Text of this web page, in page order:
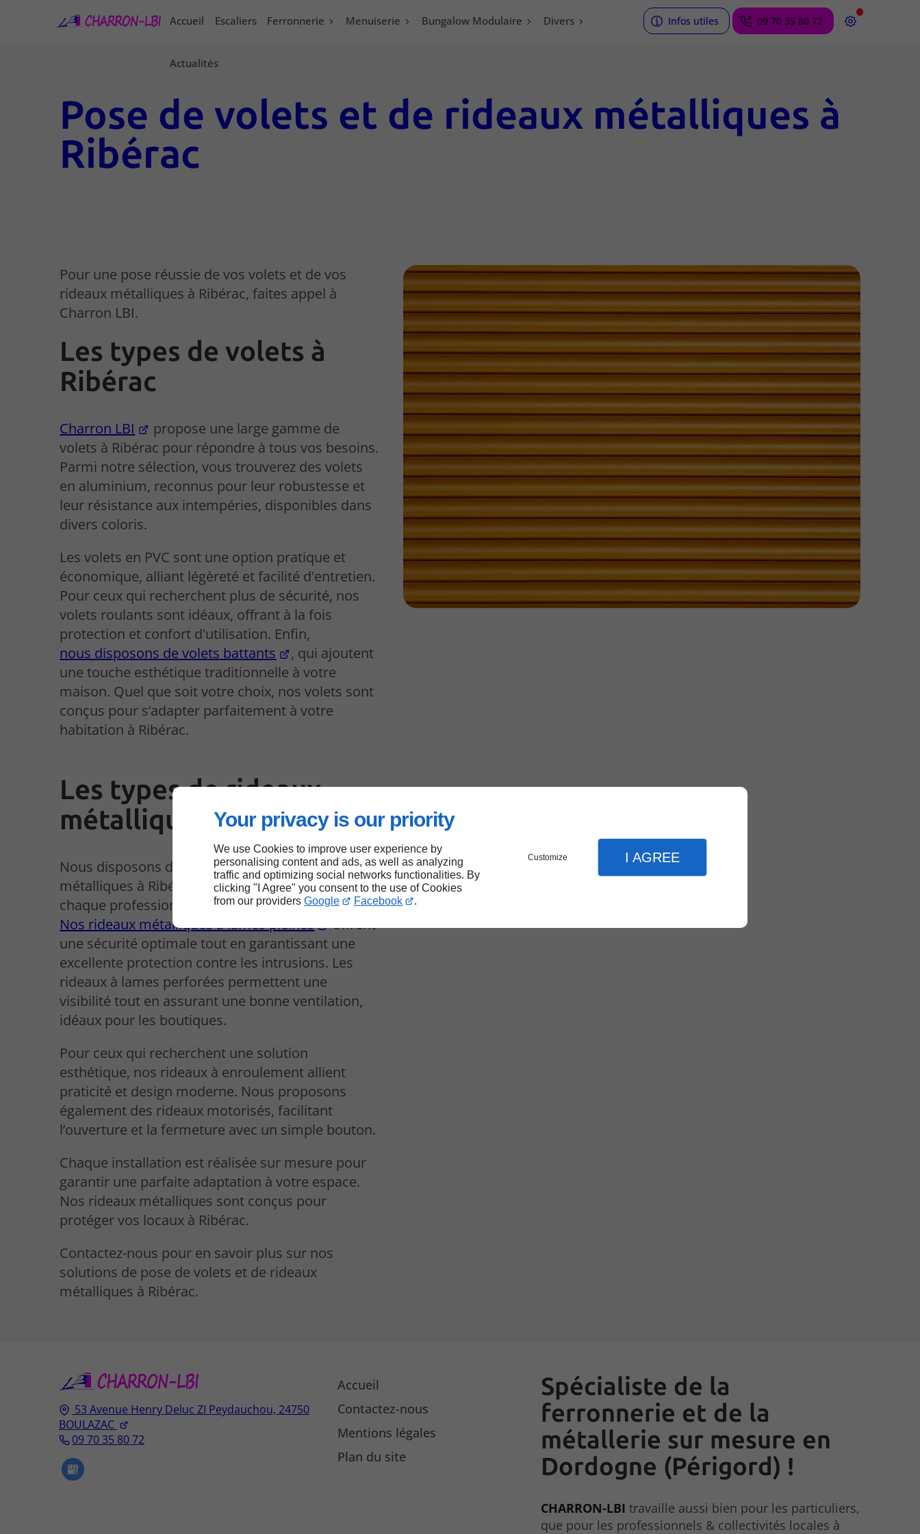
Your privacy is our priority
We use Cookies to improve user experience by
personalising content and ads, as well as analyzing
traffic and optimizing social networks functionalities. By
clicking "I Agree" you consent to the use of Cookies
from our providers Google Facebook .
Customize I AGREE
Accueil Escaliers Ferronnerie Menuiserie Bungalow Modulaire Divers
Actualités
Infos utiles 09 70 35 80 72
Pose de volets et de rideaux métalliques à
Ribérac
Pour une pose réussie de vos volets et de vos
rideaux métalliques à Ribérac, faites appel à
Charron LBI.
Les types de volets à
Ribérac
Charron LBI
propose une large gamme de
volets à Ribérac pour répondre à tous vos besoins.
Parmi notre sélection, vous trouverez des volets
en aluminium, reconnus pour leur robustesse et
leur résistance aux intempéries, disponibles dans
divers coloris.
Les volets en PVC sont une option pratique et
économique, alliant légèreté et facilité d'entretien.
Pour ceux qui recherchent plus de sécurité, nos
volets roulants sont idéaux, offrant à la fois
protection et confort d'utilisation. Enfin,
nous disposons de volets battants
, qui ajoutent
une touche esthétique traditionnelle à votre
maison. Quel que soit votre choix, nos volets sont
conçus pour s’adapter parfaitement à votre
habitation à Ribérac.
Les types de rideaux
métalliques à Ribérac
Nous disposons d’une variété de rideaux
métalliques à Ribérac, adaptés aux besoins de
chaque professionnel.
Nos rideaux métalliques à lames pleines
offrent
une sécurité optimale tout en garantissant une
excellente protection contre les intrusions. Les
rideaux à lames perforées permettent une
visibilité tout en assurant une bonne ventilation,
idéaux pour les boutiques.
Pour ceux qui recherchent une solution
esthétique, nos rideaux à enroulement allient
praticité et design moderne. Nous proposons
également des rideaux motorisés, facilitant
l’ouverture et la fermeture avec un simple bouton.
Chaque installation est réalisée sur mesure pour
garantir une parfaite adaptation à votre espace.
Nos rideaux métalliques sont conçus pour
protéger vos locaux à Ribérac.
Contactez-nous pour en savoir plus sur nos
solutions de pose de volets et de rideaux
métalliques à Ribérac.
53 Avenue Henry Deluc ZI Peydauchou, 24750
BOULAZAC
09 70 35 80 72
Accueil
Contactez-nous
Mentions légales
Plan du site
Spécialiste de la
ferronnerie et de la
métallerie sur mesure en
Dordogne (Périgord) !
CHARRON-LBI travaille aussi bien pour les particuliers,
que pour les professionnels & collectivités locales à